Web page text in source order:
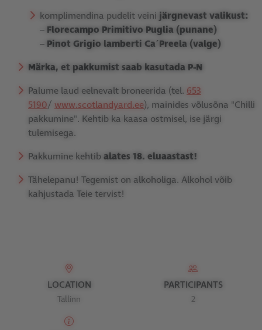
komplimendina pudelit veini järgnevast valikust:
– Florecampo Primitivo Puglia (punane)
– Pinot Grigio lamberti Ca´Preela (valge)
Märka, et pakkumist saab kasutada P-N
Palume laud eelnevalt broneerida (tel. 653
5190/ www.scotlandyard.ee), mainides võlusõna "Chilli
pakkumine". Kehtib ka kaasa ostmisel, ise järgi
tulemisega.
Pakkumine kehtibalates 18. eluaastast!
Tähelepanu! Tegemist on alkoholiga. Alkohol võib
kahjustada Teie tervist!
LOCATION
Tallinn
PARTICIPANTS
2